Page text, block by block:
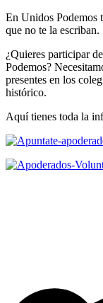
En Unidos Podemos
que no te la escriban.
¿Quieres participar
Podemos?
presentes en los
histórico.
Aquí tienes toda la